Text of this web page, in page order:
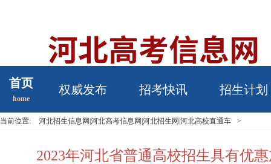
首页
home
权威发布 招考快讯 招生计划
当前位置: 河北招生信息网|河北高考信息网|河北招生网|河北高校直通车 >
2023年河北省普通高校招生具有优